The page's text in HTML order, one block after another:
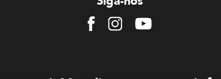
FacebookInstagramYoutube